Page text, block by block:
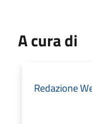
A cura di
Redazione